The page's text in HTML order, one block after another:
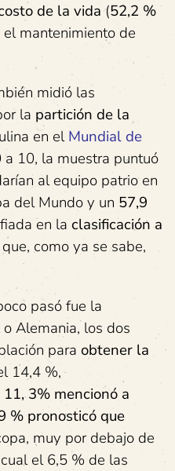
de la vida (52,2 %
mantenimiento de
midió las
la partición de la
en elMundial de
a 10, la muestra puntuó
al equipo patrio en
del Mundo y un 57,9
en la clasificación a
como ya se sabe,
pasó fue la
Alemania, los dos
para obtener la
14,4 %,
3% mencionó a
% pronosticó que
muy por debajo de
el 6,5 % de las